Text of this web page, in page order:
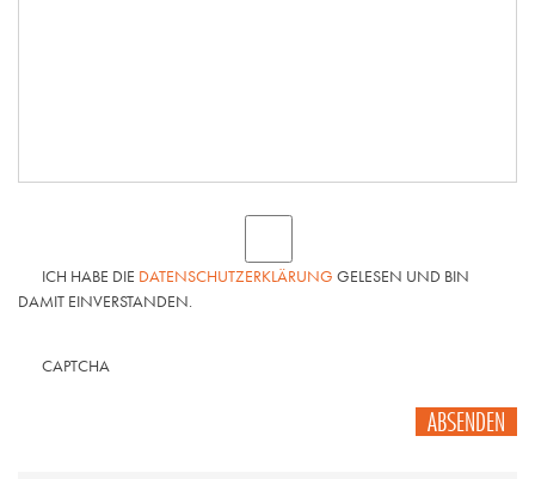
ICH HABE DIE DATENSCHUTZERKLÄRUNG GELESEN UND BIN
DAMIT EINVERSTANDEN.
CAPTCHA
ABSENDEN